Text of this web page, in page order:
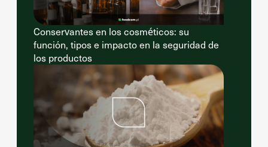
Conservantes en los cosméticos: su
función, tipos e impacto en la seguridad de
los productos